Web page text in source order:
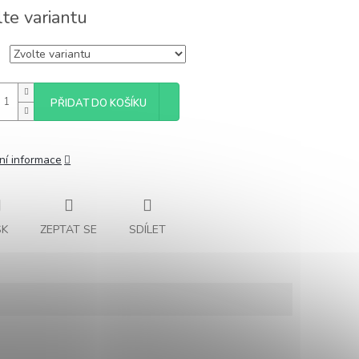
variantu
PŘIDAT DO KOŠÍKU
informace
ZEPTAT SE SDÍLET